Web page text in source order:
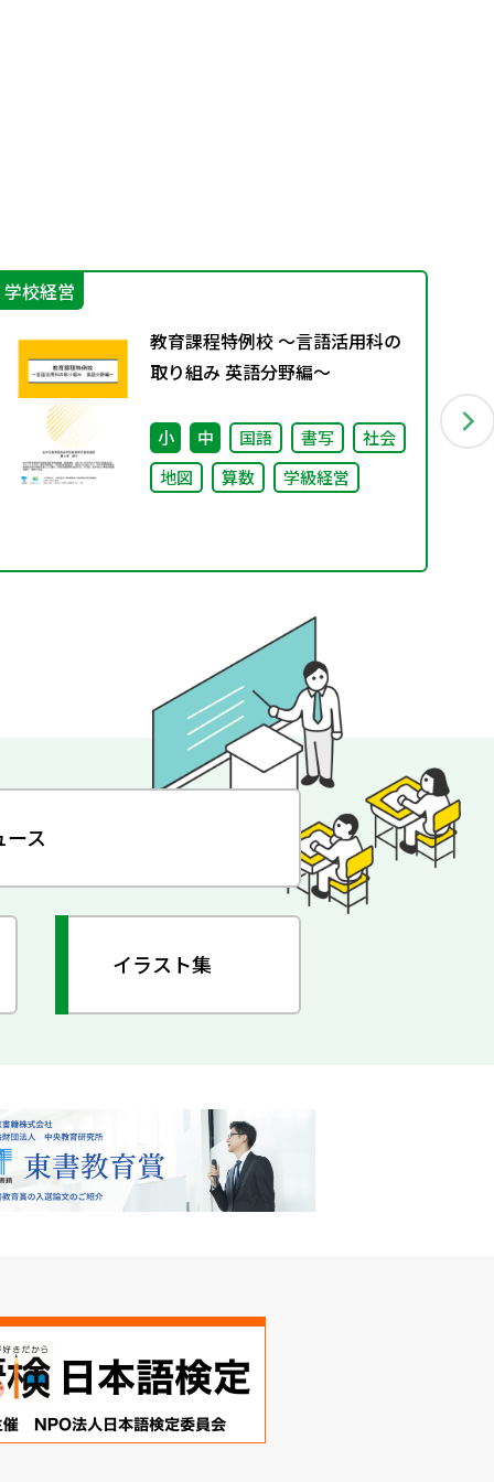
学校経営
教育課程特例校 ～言語活用科の
取り組み 英語分野編～
小 中 国語 書写
社会
地図
算数 学級経営
ース
イラスト集